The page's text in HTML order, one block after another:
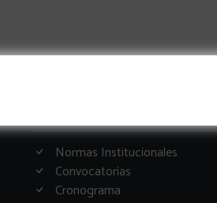
Normas Institucionales
Convocatorias
Cronograma